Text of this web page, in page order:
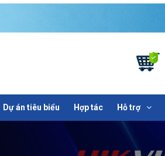
Dự án tiêu biểu Hợp tác Hỗ trợ